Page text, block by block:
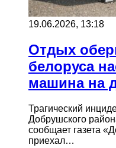
19.06.2026, 13:18
Отдых
белоруса
машина на
Трагический
Добрушского
сообщает газета
приехал…